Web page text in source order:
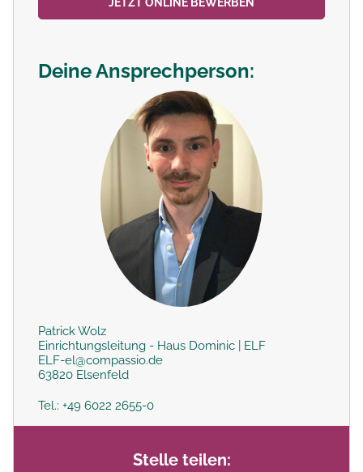
Deine Ansprechperson:
Patrick Wolz
Einrichtungsleitung - Haus Dominic | ELF
ELF-el@compassio.de
63820 Elsenfeld
Tel.: +49 6022 2655-0
Stelle teilen: